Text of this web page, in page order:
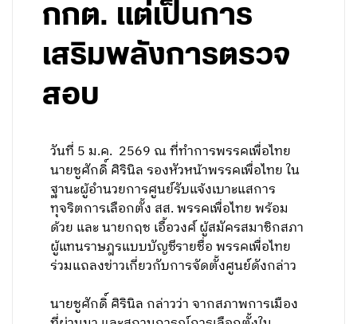
กกต. แต่เป็นการ
เสริมพลังการตรวจ
สอบ
วันที่ 5 ม.ค. 2569 ณ ที่ทำการพรรคเพื่อไทย
นายชูศักดิ์ ศิรินิล รองหัวหน้าพรรคเพื่อไทย ใน
ฐานะผู้อำนวยการศูนย์รับแจ้งเบาะแสการ
ทุจริตการเลือกตั้ง สส. พรรคเพื่อไทย พร้อม
ด้วย และ นายกฤช เอื้อวงศ์ ผู้สมัครสมาชิกสภา
ผู้แทนราษฎรแบบบัญชีรายชื่อ พรรคเพื่อไทย
ร่วมแถลงข่าวเกี่ยวกับการจัดตั้งศูนย์ดังกล่าว
นายชูศักดิ์ ศิรินิล กล่าวว่า จากสภาพการเมือง